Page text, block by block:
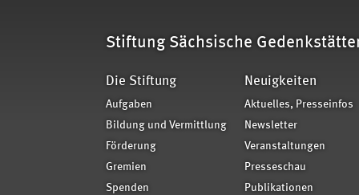
Stiftung Sächsische
Die Stiftung
Aufgaben
Bildung und Vermittlung
Förderung
Gremien
Spenden
Neuigkeiten
Aktuelles, Presseinfos
Newsletter
Veranstaltungen
Presseschau
Publikationen